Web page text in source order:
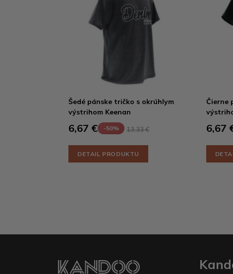
Šedé pánske tričko s okrúhlym
výstrihom Keenan
6,67 € -50% 13,33 €
DETAIL PRODUKTU
Čierne
6,67